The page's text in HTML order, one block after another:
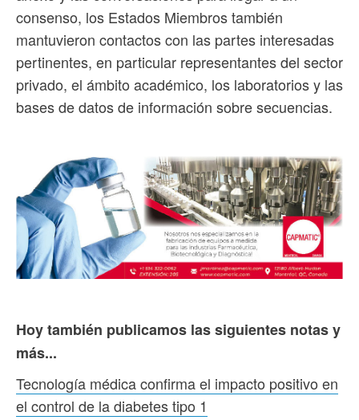
consenso, los Estados Miembros también
mantuvieron contactos con las partes interesadas
pertinentes, en particular representantes del sector
privado, el ámbito académico, los laboratorios y las
bases de datos de información sobre secuencias.
Hoy también publicamos las siguientes notas y
más...
Tecnología médica confirma el impacto positivo en
el control de la diabetes tipo 1